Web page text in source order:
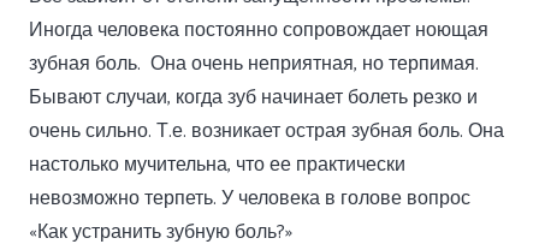
Иногда человека постоянно сопровождает ноющая
зубная боль. Она очень неприятная, но терпимая.
Бывают случаи, когда зуб начинает болеть резко и
очень сильно. Т.е. возникает острая зубная боль. Она
настолько мучительна, что ее практически
невозможно терпеть. У человека в голове вопрос
«Как устранить зубную боль?»